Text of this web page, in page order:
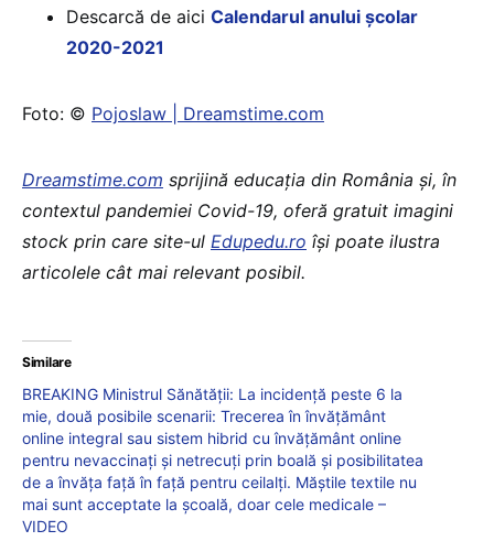
Descarcă de aici Calendarul anului școlar
2020-2021
Foto: © Pojoslaw | Dreamstime.com
Dreamstime.com sprijină educaţia din România şi, în
contextul pandemiei Covid-19, oferă gratuit imagini
stock prin care site-ul Edupedu.ro îşi poate ilustra
articolele cât mai relevant posibil.
Similare
BREAKING Ministrul Sănătății: La incidență peste 6 la
mie, două posibile scenarii: Trecerea în învățământ
online integral sau sistem hibrid cu învățământ online
pentru nevaccinați și netrecuți prin boală și posibilitatea
de a învăța față în față pentru ceilalți. Măștile textile nu
mai sunt acceptate la școală, doar cele medicale –
VIDEO